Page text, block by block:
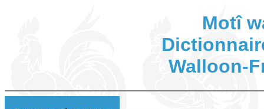
Motî
Walloon-